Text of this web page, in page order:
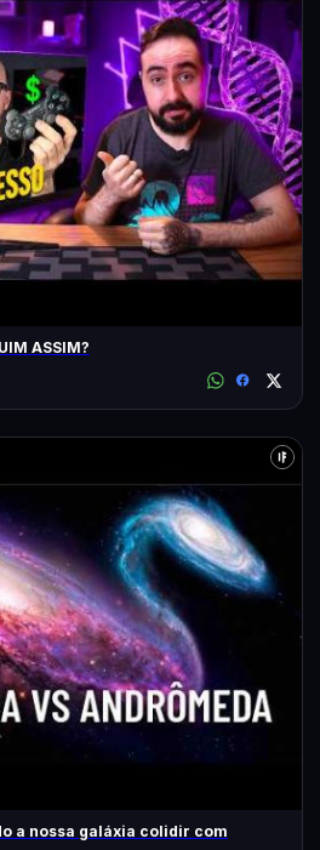
ASSIM?
a nossa galáxia colidir com